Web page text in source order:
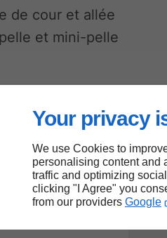
Your privacy
We use Cookies to
personalising content and
traffic and optimizing
clicking "I Agree" you
from our providers Google
de cour et allée
et mini-pelle